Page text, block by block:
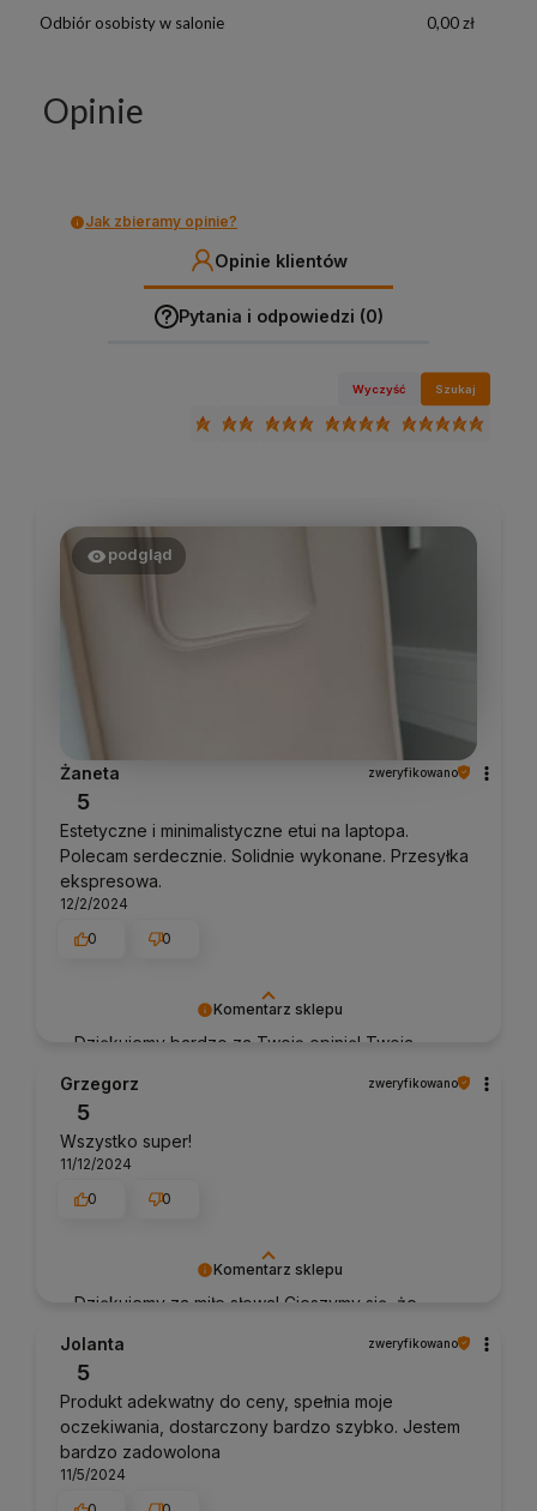
Odbiór osobisty w salonie 0,00 zł
Opinie
Jak zbieramy opinie?
Opinie klientów
Pytania i odpowiedzi (0)
Wyczyść Szukaj
Komentarz sklepu
Dziękujemy bardzo za Twoją opinię! Twoja
wiemy, że jesteśmy na właściwym torze :) Z
pozdrowieniami, obsługa sklepu.
podgląd
Żaneta zweryfikowano
5
Estetyczne i minimalistyczne etui na laptopa.
Polecam serdecznie. Solidnie wykonane. Przesyłka
ekspresowa.
12/2/2024
0
0
Komentarz sklepu
Dziękujemy za miłe słowa! Cieszymy się, że
możemy zapewnić odpowiednią obsługę tak
świetnym klientom. Dziękujemy raz jeszcze!
Grzegorz zweryfikowano
5
Wszystko super!
11/12/2024
0
0
Jolanta zweryfikowano
5
Produkt adekwatny do ceny, spełnia moje
oczekiwania, dostarczony bardzo szybko. Jestem
bardzo zadowolona
11/5/2024